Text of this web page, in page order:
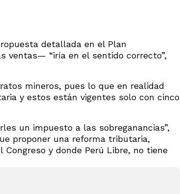
detallada en el Plan
ventas— “iría en el sentido correcto”,
mineros, pues lo que en realidad
y estos están vigentes solo con cinco
un impuesto a las sobreganancias”,
proponer una reforma tributaria,
y donde Perú Libre, no tiene